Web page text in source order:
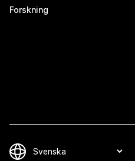
Forskning